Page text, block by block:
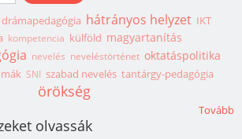
drámapedagógia hátrányos helyzet IKT
kompetencia külföld magyartanítás
nevelés neveléstörténet oktatáspolitika
SNI szabad nevelés tantárgy-pedagógia
örökség
Tovább
olvassák